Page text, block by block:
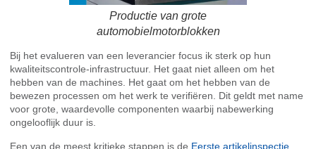
Productie van grote
automobielmotorblokken
Bij het evalueren van een leverancier focus ik sterk op hun
kwaliteitscontrole-infrastructuur. Het gaat niet alleen om het
hebben van de machines. Het gaat om het hebben van de
bewezen processen om het werk te verifiëren. Dit geldt met name
voor grote, waardevolle componenten waarbij nabewerking
ongelooflijk duur is.
Een van de meest kritieke stappen is de Eerste artikelinspectie